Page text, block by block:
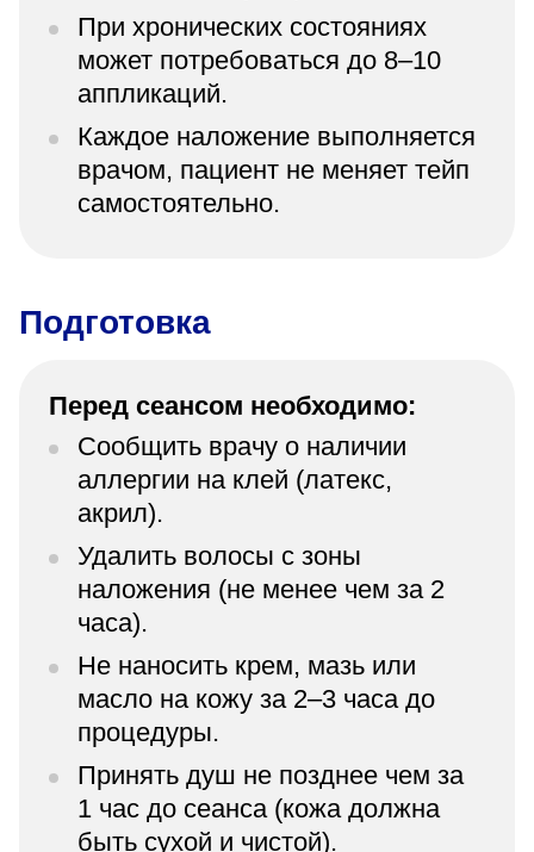
При хронических состояниях
может потребоваться до 8–10
аппликаций.
Каждое наложение выполняется
врачом, пациент не меняет тейп
самостоятельно.
Подготовка
Перед сеансом необходимо:
Сообщить врачу о наличии
аллергии на клей (латекс,
акрил).
Удалить волосы с зоны
наложения (не менее чем за 2
часа).
Не наносить крем, мазь или
масло на кожу за 2–3 часа до
процедуры.
Принять душ не позднее чем за
1 час до сеанса (кожа должна
быть сухой и чистой).